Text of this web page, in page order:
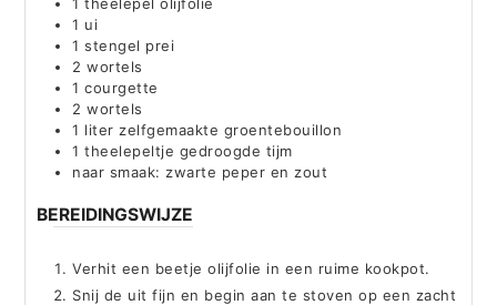
1 ui
1 stengel prei
2 wortels
1 courgette
2 wortels
1 liter zelfgemaakte groentebouillon
1 theelepeltje gedroogde tijm
naar smaak: zwarte peper en zout
BEREIDINGSWIJZE
Verhit een beetje olijfolie in een ruime kookpot.
Snij de uit fijn en begin aan te stoven op een zacht